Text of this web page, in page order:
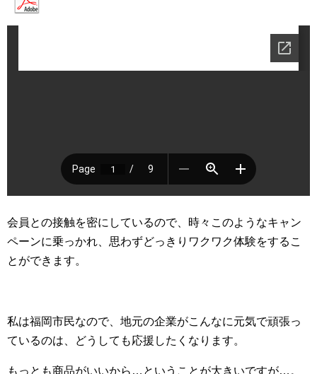
会員との接触を密にしているので、時々このようなキャン
ペーンに乗っかれ、思わずどっきりワクワク体験をするこ
とができます。
私は福岡市民なので、地元の企業がこんなに元気で頑張っ
ているのは、どうしても応援したくなります。
もっとも商品がいいから…ということが大きいですが…。